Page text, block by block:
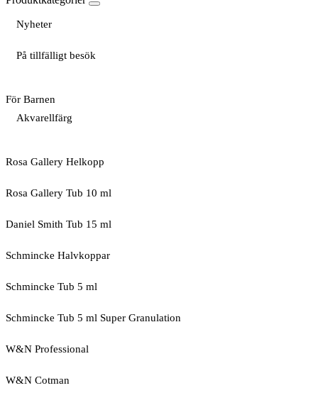
Nyheter
På tillfälligt besök
För Barnen
Akvarellfärg
Rosa Gallery Helkopp
Rosa Gallery Tub 10 ml
Daniel Smith Tub 15 ml
Schmincke Halvkoppar
Schmincke Tub 5 ml
Schmincke Tub 5 ml Super Granulation
W&N Professional
W&N Cotman